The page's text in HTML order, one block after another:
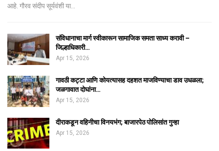
आहे. गौरव संदीप सूर्यवंशी या…
संविधानाचा मार्ग स्वीकारून सामाजिक समता साध्य करावी –
जिल्हाधिकारी…
Apr 15, 2026
गावठी कट्टा आणि कोयत्यासह दहशत माजविण्याचा डाव उधळला;
जळगावात दोघांना…
Apr 15, 2026
दीराकडून वहिनीचा विनयभंग; बाजारपेठ पोलिसांत गुन्हा
Apr 15, 2026